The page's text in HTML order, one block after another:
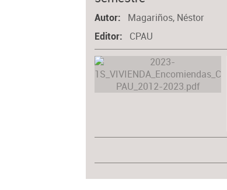
Autor Magariños, Néstor
Editor CPAU